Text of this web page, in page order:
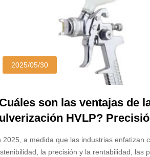
2025/05/30
son las ventajas de
HVLP?
2025, a medida que las industrias enfatizan
la precisión y la rentabilidad, las